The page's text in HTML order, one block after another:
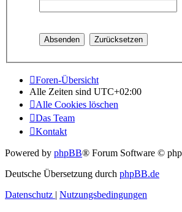
Foren-Übersicht
Alle Zeiten sind UTC+02:00
Alle Cookies löschen
Das Team
Kontakt
Powered by phpBB® Forum Software ©
Deutsche Übersetzung durch phpBB.de
Datenschutz | Nutzungsbedingungen